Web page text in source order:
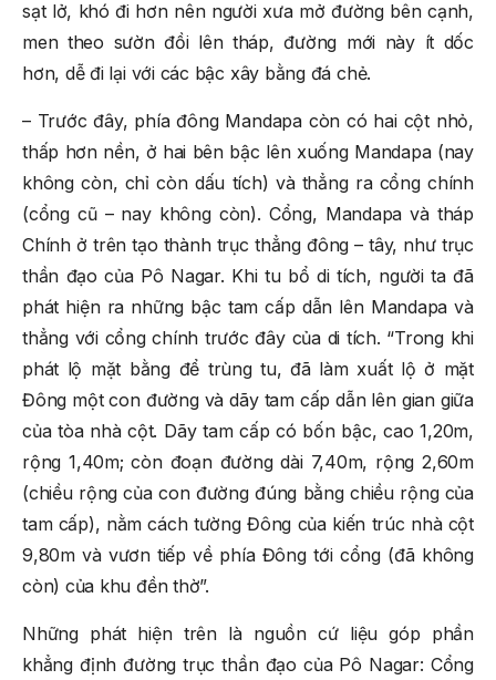
sạt lở, khó đi hơn nên người xưa mở đường bên cạnh,
men theo sườn đồi lên tháp, đường mới này ít dốc
hơn, dễ đi lại với các bậc xây bằng đá chẻ.
– Trước đây, phía đông Mandapa còn có hai cột nhỏ,
thấp hơn nền, ở hai bên bậc lên xuống Mandapa (nay
không còn, chỉ còn dấu tích) và thẳng ra cổng chính
(cổng cũ – nay không còn). Cổng, Mandapa và tháp
Chính ở trên tạo thành trục thẳng đông – tây, như trục
thần đạo của Pô Nagar. Khi tu bổ di tích, người ta đã
phát hiện ra những bậc tam cấp dẫn lên Mandapa và
thẳng với cổng chính trước đây của di tích. “Trong khi
phát lộ mặt bằng để trùng tu, đã làm xuất lộ ở mặt
Đông một con đường và dãy tam cấp dẫn lên gian giữa
của tòa nhà cột. Dãy tam cấp có bốn bậc, cao 1,20m,
rộng 1,40m; còn đoạn đường dài 7,40m, rộng 2,60m
(chiều rộng của con đường đúng bằng chiều rộng của
tam cấp), nằm cách tường Đông của kiến trúc nhà cột
9,80m và vươn tiếp về phía Đông tới cổng (đã không
còn) của khu đền thờ”.
Những phát hiện trên là nguồn cứ liệu góp phần
khẳng định đường trục thần đạo của Pô Nagar: Cổng